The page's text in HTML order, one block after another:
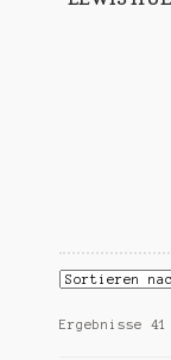
Ergebnisse